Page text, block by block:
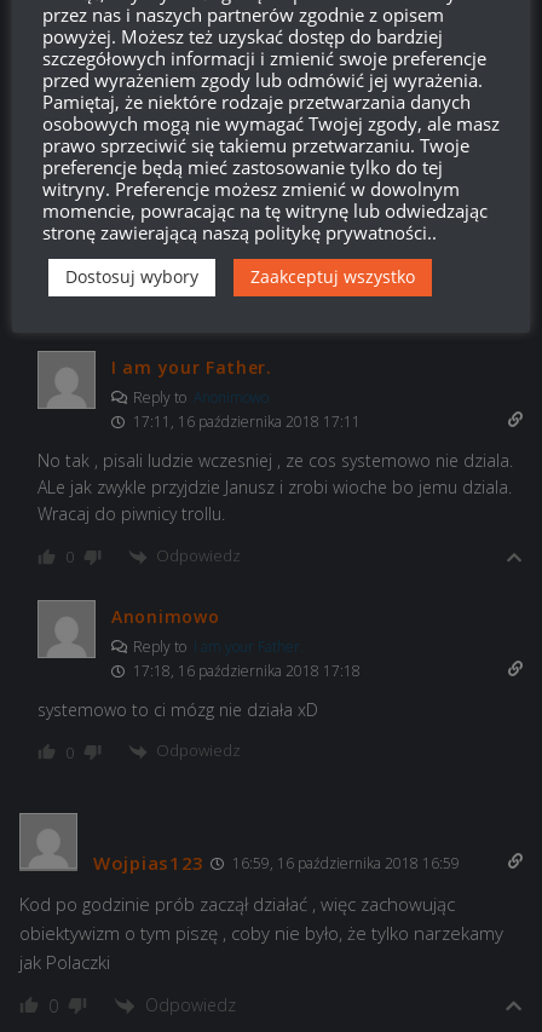
18:42, 16 października 2018 18:42
Wziąłem lorrke żeby szkolić załoge na bc25t 5 perków
0 Odpowiedz
Anonimowo 17:04, 16 października 2018 17:04
U mnie wszystko działa, może jesteście niedorozwinięci i nie
potraficie nawet kodu przepisać
I am your Father.
Reply to Anonimowo
17:11, 16 października 2018 17:11
No tak , pisali ludzie wczesniej , ze cos systemowo nie dziala.
ALe jak zwykle przyjdzie Janusz i zrobi wioche bo jemu dziala.
Wracaj do piwnicy trollu.
0 Odpowiedz
Anonimowo
Reply to I am your Father.
17:18, 16 października 2018 17:18
systemowo to ci mózg nie działa xD
0 Odpowiedz
Wojpias123 16:59, 16 października 2018 16:59
Kod po godzinie prób zaczął działać , więc zachowując
obiektywizm o tym piszę , coby nie było, że tylko narzekamy
jak Polaczki
0 Odpowiedz
przez nas i naszych partnerów zgodnie z opisem
powyżej. Możesz też uzyskać dostęp do bardziej
szczegółowych informacji i zmienić swoje preferencje
przed wyrażeniem zgody lub odmówić jej wyrażenia.
Pamiętaj, że niektóre rodzaje przetwarzania danych
osobowych mogą nie wymagać Twojej zgody, ale masz
prawo sprzeciwić się takiemu przetwarzaniu. Twoje
preferencje będą mieć zastosowanie tylko do tej
witryny. Preferencje możesz zmienić w dowolnym
momencie, powracając na tę witrynę lub odwiedzając
stronę zawierającą naszą politykę prywatności..
Dostosuj wybory Zaakceptuj wszystko